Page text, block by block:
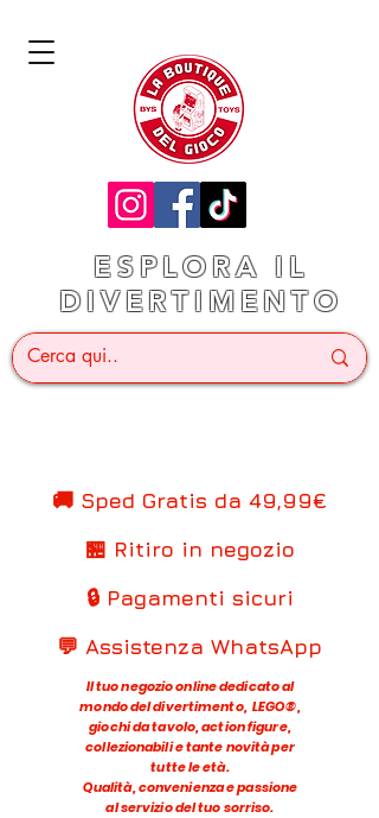
ESPLORA IL
DIVERTIMENTO
🚚 Sped Gratis da 49,99€
🏪 Ritiro in negozio
🔒 Pagamenti sicuri
💬 Assistenza WhatsApp
Il tuo negozio online dedicato al
mondo del divertimento, LEGO®,
giochi da tavolo, action figure,
collezionabili e tante novità per
tutte le età.
Qualità, convenienza e passione
al servizio del tuo sorriso.